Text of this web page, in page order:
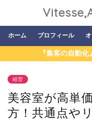
ホーム プロフィール
『集客の自動
経営
美容室が高単
方！共通点や